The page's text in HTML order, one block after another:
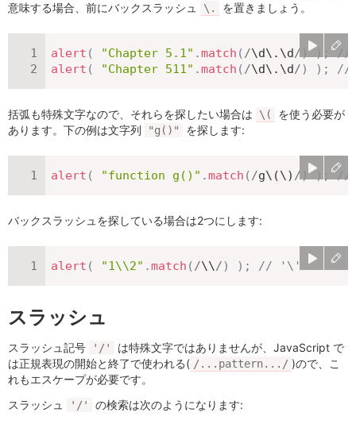
意味する場合、前にバックスラッシュ
\. を置きましょう。
alert ( "Chapter 5.1" .match (/\d\.\d/ ) ) ;
//
alert ( "Chapter 511" .match (/\d\.\d/) ) ; //
括弧も特殊文字なので、それらを探したい場合は \(
を使う必要が
あります。下の例は文字列
"g()" を探します:
alert ( "function g()" .match (/g\(\) / ) ) ; //
バックスラッシュを探している場合は2つにします:
alert ( "1\\2" .match (/\\/) ) ; // '\'
スラッシュ
スラッシュ記号 '/'
は特殊文字ではありませんが、JavaScript で
は正規表現の開始と終了で使われる( /...pattern.../ )ので、こ
れもエスケープが必要です。
スラッシュ
'/' の検索は次のようになります: